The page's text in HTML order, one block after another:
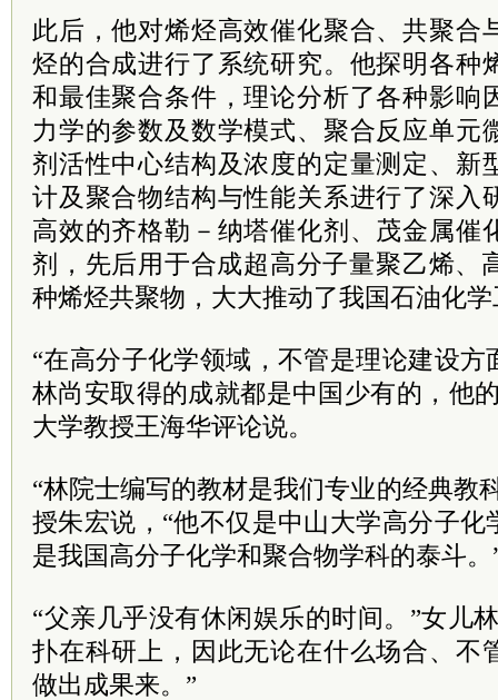
此后，他对烯烃高效催化聚合、共聚合
烃的合成进行了系统研究。他探明各种
和最佳聚合条件，理论分析了各种影响
力学的参数及数学模式、聚合反应单元
剂活性中心结构及浓度的定量测定、新
计及聚合物结构与性能关系进行了深入
高效的齐格勒－纳塔催化剂、茂金属催
剂，先后用于合成超高分子量聚乙烯、
种烯烃共聚物，大大推动了我国石油化
“在高分子化学领域，不管是理论建设
林尚安取得的成就都是中国少有的，他
大学教授王海华评论说。
“林院士编写的教材是我们专业的经典教
授朱宏说，“他不仅是中山大学高分子
是我国高分子化学和聚合物学科的泰斗。
“父亲几乎没有休闲娱乐的时间。”女儿
扑在科研上，因此无论在什么场合、不
做出成果来。”